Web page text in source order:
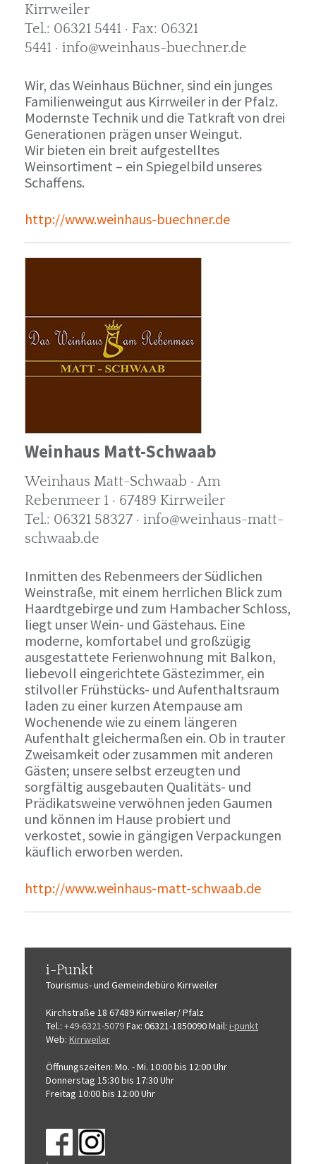
Kirrweiler
Tel.: 06321 5441 · Fax: 06321
5441 · info@weinhaus-buechner.de
Wir, das Weinhaus Büchner, sind ein junges
Familienweingut aus Kirrweiler in der Pfalz.
Modernste Technik und die Tatkraft von drei
Generationen prägen unser Weingut.
Wir bieten ein breit aufgestelltes
Weinsortiment – ein Spiegelbild unseres
Schaffens.
http://www.weinhaus-buechner.de
Weinhaus Matt-Schwaab
Weinhaus Matt-Schwaab · Am
Rebenmeer 1 · 67489 Kirrweiler
Tel.: 06321 58327 · info@weinhaus-matt-
schwaab.de
Inmitten des Rebenmeers der Südlichen
Weinstraße, mit einem herrlichen Blick zum
Haardtgebirge und zum Hambacher Schloss,
liegt unser Wein- und Gästehaus. Eine
moderne, komfortabel und großzügig
ausgestattete Ferienwohnung mit Balkon,
liebevoll eingerichtete Gästezimmer, ein
stilvoller Frühstücks- und Aufenthaltsraum
laden zu einer kurzen Atempause am
Wochenende wie zu einem längeren
Aufenthalt gleichermaßen ein. Ob in trauter
Zweisamkeit oder zusammen mit anderen
Gästen; unsere selbst erzeugten und
sorgfältig ausgebauten Qualitäts- und
Prädikatsweine verwöhnen jeden Gaumen
und können im Hause probiert und
verkostet, sowie in gängigen Verpackungen
käuflich erworben werden.
http://www.weinhaus-matt-schwaab.de
i-Punkt
Tourismus-und Gemeindebüro Kirrweiler
Kirchstraße 18 67489 Kirrweiler/ Pfalz
Tel.: +49-6321-5079Fax: 06321-1850090Mail: i-punkt
Web: Kirrweiler
Öffnungszeiten: Mo. - Mi. 10:00 bis 12:00 Uhr
Donnerstag 15:30 bis 17:30 Uhr
Freitag 10:00 bis 12:00 Uhr